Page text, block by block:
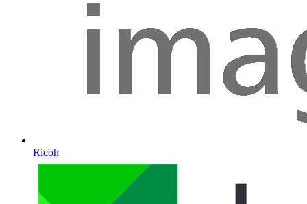
Ricoh